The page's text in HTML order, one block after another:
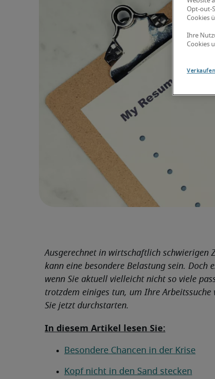
Ausgerechnet in wirtschaftlich schwierigen
kann eine besondere Belastung sein. Doch
wenn Sie aktuell vielleicht nicht so viele
trotzdem einiges tun, um Ihre
Sie jetzt durchstarten.
In diesem Artikel lesen Sie:
Besondere Chancen in der Krise
Kopf nicht in den Sand stecken
Opt-out-
Cookies
Ihre
Cookies